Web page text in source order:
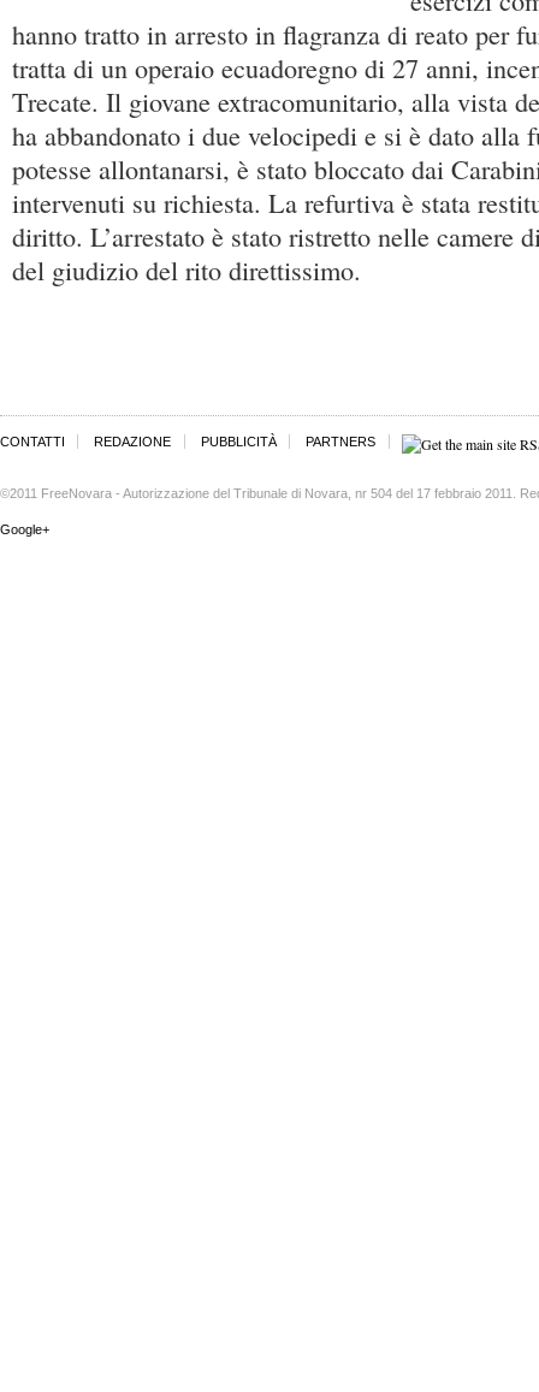
hanno tratto in arresto in flagranza di reato per
tratta di un operaio ecuadoregno di 27 anni,
Trecate. Il giovane extracomunitario, alla vista
ha abbandonato i due velocipedi e si è dato alla
potesse allontanarsi, è stato bloccato dai
intervenuti su richiesta. La refurtiva è stata
diritto. L’arrestato è stato ristretto nelle camere
del giudizio del rito direttissimo.
CONTATTI REDAZIONE PUBBLICITÀ PARTNERS
©2011 FreeNovara - Autorizzazione del Tribunale di Novara, nr 504 del 17 febbraio 2011.
Google+